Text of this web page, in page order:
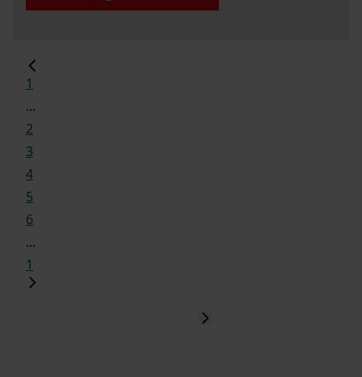
1
...
2
3
4
5
6
...
1